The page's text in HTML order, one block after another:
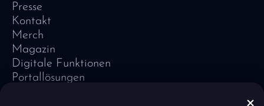
Presse
Kontakt
Merch
Magazin
Digitale Funktionen
Portallösungen